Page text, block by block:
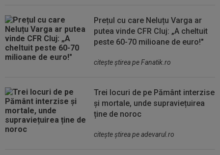
Prețul cu care Neluțu Varga ar
putea vinde CFR Cluj: „A cheltuit
peste 60-70 milioane de euro!"
citeşte ştirea pe Fanatik.ro
Trei locuri de pe Pământ interzise
și mortale, unde supraviețuirea
ține de noroc
citeşte ştirea pe adevarul.ro